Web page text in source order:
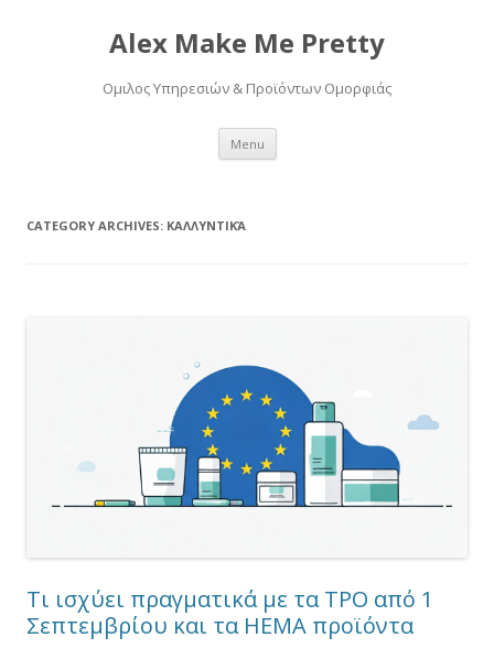
Alex Make Me Pretty
Ομιλος Υπηρεσιών & Προϊόντων Ομορφιάς
Menu Skip
content
CATEGORY ARCHIVES: ΚΑΛΛΥΝΤΙΚΆ
Τι ισχύει πραγματικά με τα TPO από 1
Σεπτεμβρίου και τα HEMA προϊόντα